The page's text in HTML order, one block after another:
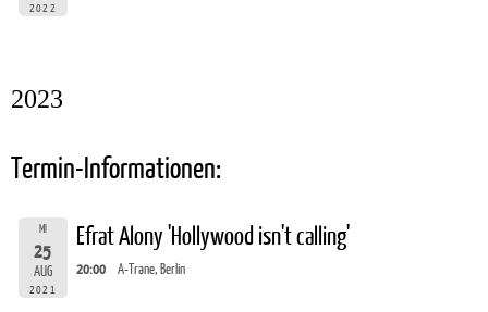
2022
2023
Termin-Informationen:
MI
25
AUG
2021
Efrat Alony 'Hollywood isn't calling'
20:00 A-Trane, Berlin